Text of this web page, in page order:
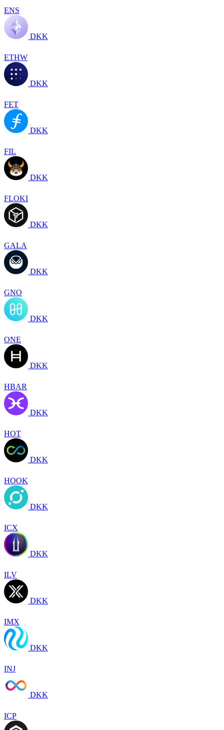
ENS
DKK
ETHW
DKK
FET
DKK
FIL
DKK
FLOKI
DKK
GALA
DKK
GNO
DKK
ONE
DKK
HBAR
DKK
HOT
DKK
HOOK
DKK
ICX
DKK
ILV
DKK
IMX
DKK
INJ
DKK
ICP